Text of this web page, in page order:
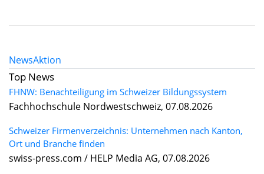
NewsAktion
Top News
FHNW: Benachteiligung im Schweizer Bildungssystem
Fachhochschule Nordwestschweiz, 07.08.2026
Schweizer Firmenverzeichnis: Unternehmen nach Kanton,
Ort und Branche finden
swiss-press.com / HELP Media AG, 07.08.2026